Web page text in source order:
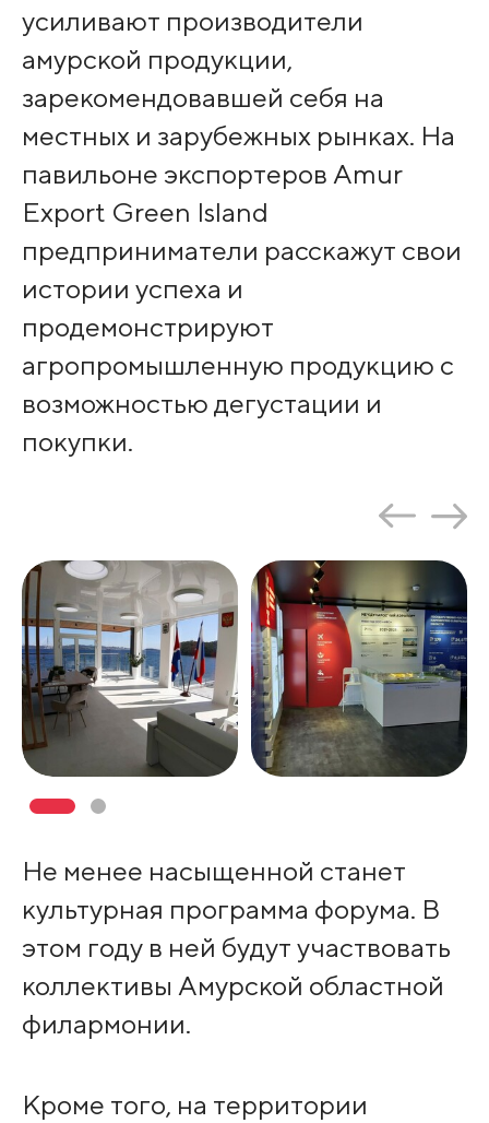
усиливают производители
амурской продукции,
зарекомендовавшей себя на
местных и зарубежных рынках. На
павильоне экспортеров Amur
Export Green Island
предприниматели расскажут свои
истории успеха и
продемонстрируют
агропромышленную продукцию с
возможностью дегустации и
покупки.
Не менее насыщенной станет
культурная программа форума. В
этом году в ней будут участвовать
коллективы Амурской областной
филармонии.
Кроме того, на территории